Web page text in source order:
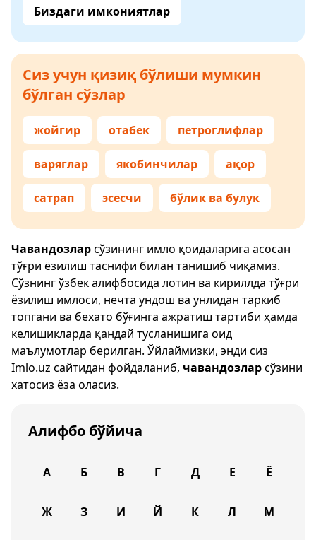
Биздаги имкониятлар
Сиз учун қизиқ бўлиши мумкин
бўлган сўзлар
жойгир отабек петроглифлар
варяглар якобинчилар ақор
сатрап эсесчи бўлик ва булук
Чавандозларсўзининг имло қоидаларига асосан
тўғри ёзилиш таснифи билан танишиб чиқамиз.
Сўзнинг ўзбек алифбосида лотин ва кириллда тўғри
ёзилиш имлоси, нечта ундош ва унлидан таркиб
топгани ва бехато бўғинга ажратиш тартиби ҳамда
келишикларда қандай тусланишига оид
маълумотлар берилган. Ўйлаймизки, энди сиз
Imlo.uz сайтидан фойдаланиб, чавандозларсўзини
хатосиз ёза оласиз.
Алифбо бўйича
А Б В Г Д Е Ё
Ж З И Й К Л М